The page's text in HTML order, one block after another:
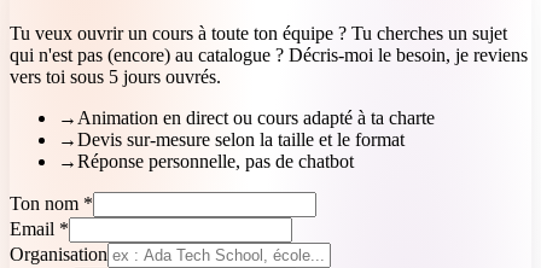
Tu veux ouvrir un cours à toute ton équipe ? Tu cherches un sujet
qui n'est pas (encore) au catalogue ? Décris-moi le besoin, je reviens
vers toi sous 5 jours ouvrés.
→ Animation en direct ou cours adapté à ta charte
→Devis sur-mesure selon la taille et le format
→Réponse personnelle, pas de chatbot
Ton nom *
Email *
Organisation